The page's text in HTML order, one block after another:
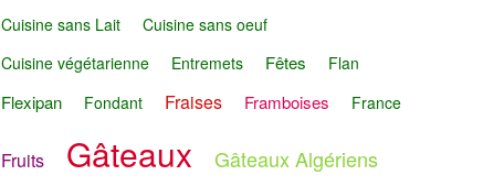
Cuisine sans Lait
Cuisine sans oeuf
Cuisine végétarienne
Entremets Fêtes Flan
Flexipan Fondant Fraises Framboises France
Fruits Gâteaux Gâteaux Algériens